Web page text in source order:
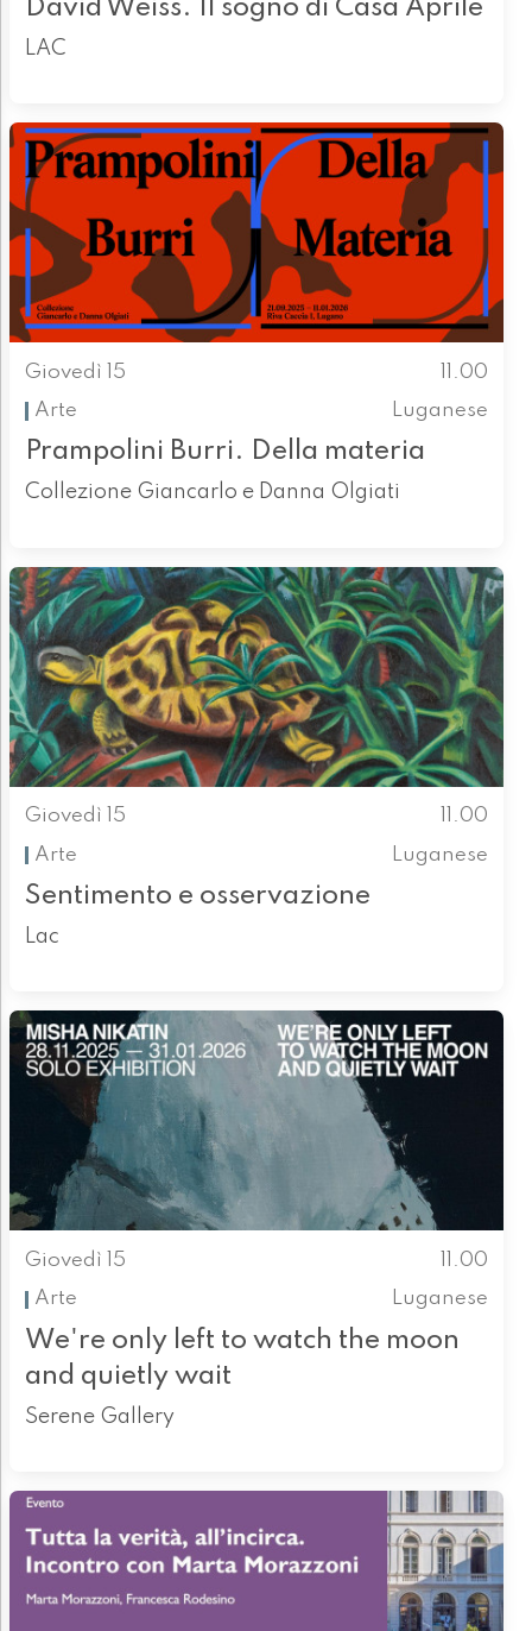
David Weiss. Il sogno di Casa Aprile
LAC
Giovedì 15
11.00
Arte
Luganese
Prampolini Burri. Della materia
Collezione Giancarlo e Danna Olgiati
Giovedì 15
11.00
Arte
Luganese
Sentimento e osservazione
Lac
Giovedì 15
11.00
Arte
Luganese
We're only left to watch the moon
and quietly wait
Serene Gallery